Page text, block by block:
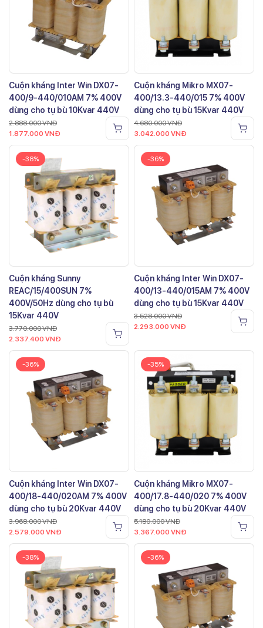
Cuộn kháng Inter Win DX07-
400/9-440/010AM 7% 400V
dùng cho tụ bù 10Kvar 440V
2.888.000VNĐ
1.877.000 VNĐ
Cuộn kháng Mikro MX07-
400/13.3-440/015 7% 400V
dùng cho tụ bù 15Kvar 440V
4.680.000VNĐ
3.042.000 VNĐ
-38%
Cuộn kháng Sunny
REAC/15/400SUN 7%
400V/50Hz dùng cho tụ bù
15Kvar 440V
3.770.000VNĐ
2.337.400 VNĐ
-36%
Cuộn kháng Inter Win DX07-
400/13-440/015AM 7% 400V
dùng cho tụ bù 15Kvar 440V
3.528.000VNĐ
2.293.000 VNĐ
-36%
Cuộn kháng Inter Win DX07-
400/18-440/020AM 7% 400V
dùng cho tụ bù 20Kvar 440V
3.968.000VNĐ
2.579.000 VNĐ
-35%
Cuộn kháng Mikro MX07-
400/17.8-440/020 7% 400V
dùng cho tụ bù 20Kvar 440V
5.180.000VNĐ
3.367.000 VNĐ
-38% -36%